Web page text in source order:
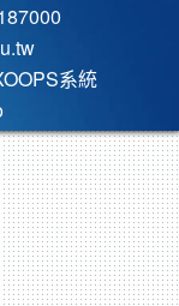
系統